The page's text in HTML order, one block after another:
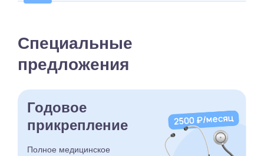
Специальные
предложения
Годовое
прикрепление
Полное медицинское